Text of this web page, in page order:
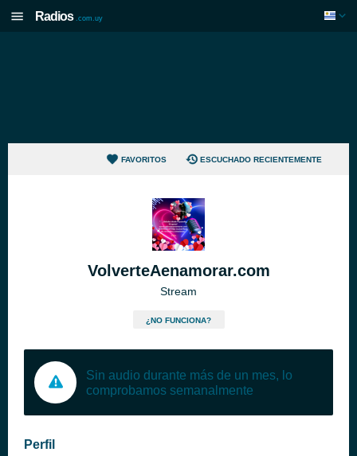
Radios .com.uy
FAVORITOS ESCUCHADO RECIENTEMENTE
VolverteAenamorar.com
Stream
¿NO FUNCIONA?
Sin audio durante más de un mes, lo
comprobamos semanalmente
Perfil